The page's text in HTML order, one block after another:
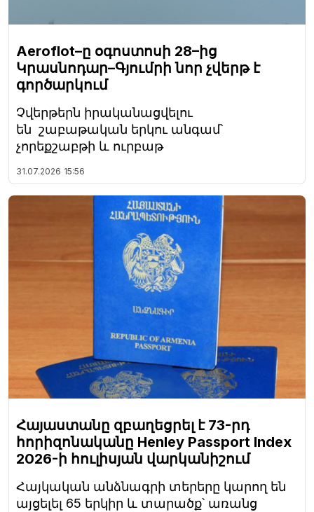
Aeroflot–ը օգոստոսի 28–ից
Կրասնոդար–Գյումրի նոր չվերթ է
գործարկում
Չվերթերն իրականացվելու
են շաբաթական երկու անգամ՝
չորեքշաբթի և ուրբաթ
31.07.2026 15:56
Հայաստանը զբաղեցրել է 73-րդ
հորիզոնականը Henley Passport Index
2026-ի հուլիսյան վարկանիշում
Հայկական անձնագրի տերերը կարող են
այցելել 65 երկիր և տարածք՝ առանց